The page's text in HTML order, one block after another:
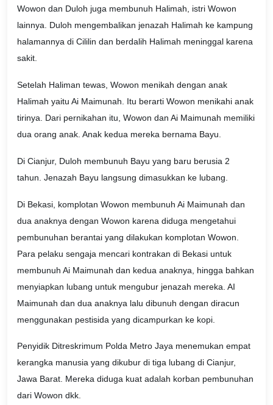
Wowon dan Duloh juga membunuh Halimah, istri Wowon
lainnya. Duloh mengembalikan jenazah Halimah ke kampung
halamannya di Cililin dan berdalih Halimah meninggal karena
sakit.
Setelah Haliman tewas, Wowon menikah dengan anak
Halimah yaitu Ai Maimunah. Itu berarti Wowon menikahi anak
tirinya. Dari pernikahan itu, Wowon dan Ai Maimunah memiliki
dua orang anak. Anak kedua mereka bernama Bayu.
Di Cianjur, Duloh membunuh Bayu yang baru berusia 2
tahun. Jenazah Bayu langsung dimasukkan ke lubang.
Di Bekasi, komplotan Wowon membunuh Ai Maimunah dan
dua anaknya dengan Wowon karena diduga mengetahui
pembunuhan berantai yang dilakukan komplotan Wowon.
Para pelaku sengaja mencari kontrakan di Bekasi untuk
membunuh Ai Maimunah dan kedua anaknya, hingga bahkan
menyiapkan lubang untuk mengubur jenazah mereka. AI
Maimunah dan dua anaknya lalu dibunuh dengan diracun
menggunakan pestisida yang dicampurkan ke kopi.
Penyidik Ditreskrimum Polda Metro Jaya menemukan empat
kerangka manusia yang dikubur di tiga lubang di Cianjur,
Jawa Barat. Mereka diduga kuat adalah korban pembunuhan
dari Wowon dkk.